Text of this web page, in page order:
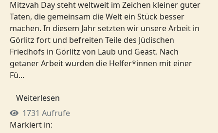
Mitzvah Day steht weltweit im Zeichen kleiner guter
Taten, die gemeinsam die Welt ein Stück besser
machen. In diesem Jahr setzten wir unsere Arbeit in
Görlitz fort und befreiten Teile des Jüdischen
Friedhofs in Görlitz von Laub und Geäst. Nach
getaner Arbeit wurden die Helfer*innen mit einer
Fü...
Weiterlesen
1731 Aufrufe
Markiert in: